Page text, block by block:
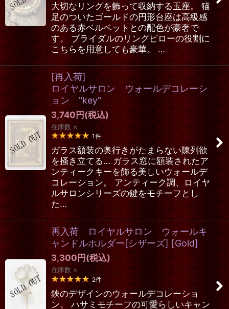
大切なリングを飾って収納する玉座。 猫
足のついたゴールドの円形台座は高級感
のある赤ベルベットとの配色が豪奢で
す。 ブライダルのリングピローの役割に
こちらを用意しても豪華。 …
[再入荷]
ロイヤルサロン ウォールデコレーシ
ョン "key"
3,740円(税込)
在庫数 ×
1件
ガラス額装の奥行きがたまらない陳列欲
を掻き立てる… ガラス窓に額装されたア
ンティークキーを飾る美しいウォールデ
コレーション。 アンティーク調、ロイヤ
ルサロンシリーズの鍵をモチーフとし
た…
再入荷 ロイヤルサロン ウォールキ
ャンドルホルダー[シザーズ] [Gold]
3,300 円 (税込)
在庫数 ×
2件
鋏のデザインのウォールデコレーショ
ン。 ハサミモチーフの可愛らしいキャン